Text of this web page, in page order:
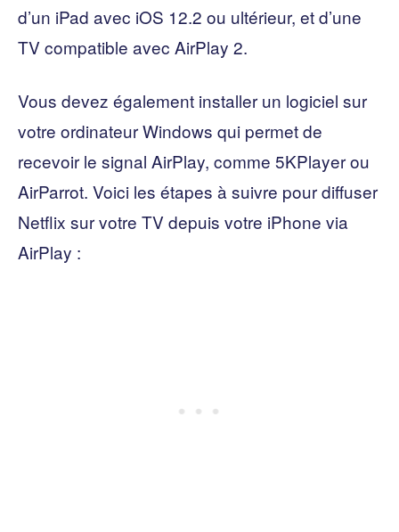
d’un iPad avec iOS 12.2 ou ultérieur, et d’une
TV compatible avec AirPlay 2.
Vous devez également installer un logiciel sur
votre ordinateur Windows qui permet de
recevoir le signal AirPlay, comme 5KPlayer ou
AirParrot. Voici les étapes à suivre pour diffuser
Netflix sur votre TV depuis votre iPhone via
AirPlay :